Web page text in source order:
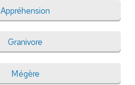
Appréhension
Granivore
Mégère